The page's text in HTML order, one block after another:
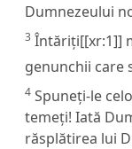
Dumnezeului
3 Întăriți[[xr:1]]
genunchii care
4 Spuneți-le
temeți! Iată
răsplătirea lui